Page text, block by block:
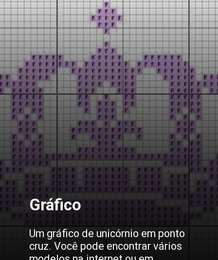
Gráfico
Um gráfico de unicórnio em ponto
cruz. Você pode encontrar vários